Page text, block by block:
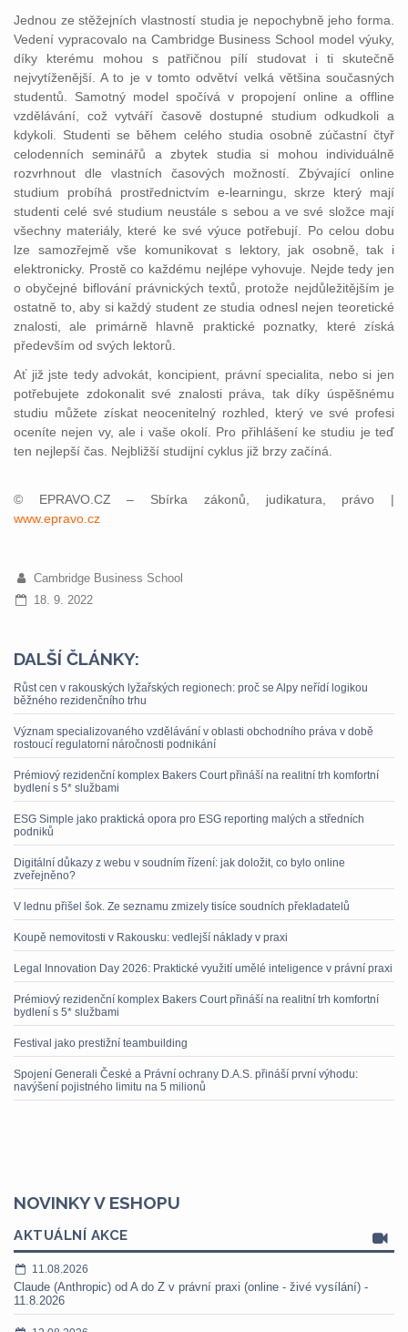
Jednou ze stěžejních vlastností studia je nepochybně jeho forma.
Vedení vypracovalo na Cambridge Business School model výuky,
díky kterému mohou s patřičnou pílí studovat i ti skutečně
nejvytíženější. A to je v tomto odvětví velká většina současných
studentů. Samotný model spočívá v propojení online a offline
vzdělávání, což vytváří časově dostupné studium odkudkoli a
kdykoli. Studenti se během celého studia osobně zúčastní čtyř
celodenních seminářů a zbytek studia si mohou individuálně
rozvrhnout dle vlastních časových možností. Zbývající online
studium probíhá prostřednictvím e-learningu, skrze který mají
studenti celé své studium neustále s sebou a ve své složce mají
všechny materiály, které ke své výuce potřebují. Po celou dobu
lze samozřejmě vše komunikovat s lektory, jak osobně, tak i
elektronicky. Prostě co každému nejlépe vyhovuje. Nejde tedy jen
o obyčejné biflování právnických textů, protože nejdůležitějším je
ostatně to, aby si každý student ze studia odnesl nejen teoretické
znalosti, ale primárně hlavně praktické poznatky, které získá
především od svých lektorů.
Ať již jste tedy advokát, koncipient, právní specialita, nebo si jen
potřebujete zdokonalit své znalosti práva, tak díky úspěšnému
studiu můžete získat neocenitelný rozhled, který ve své profesi
oceníte nejen vy, ale i vaše okolí. Pro přihlášení ke studiu je teď
ten nejlepší čas. Nejbližší studijní cyklus již brzy začíná.
© EPRAVO.CZ – Sbírka zákonů, judikatura, právo |
www.epravo.cz
Cambridge Business School
18. 9. 2022
DALŠÍ ČLÁNKY:
Růst cen v rakouských lyžařských regionech: proč se Alpy neřídí logikou
běžného rezidenčního trhu
Význam specializovaného vzdělávání v oblasti obchodního práva v době
rostoucí regulatorní náročnosti podnikání
Prémiový rezidenční komplex Bakers Court přináší na realitní trh komfortní
bydlení s 5* službami
ESG Simple jako praktická opora pro ESG reporting malých a středních
podniků
Digitální důkazy z webu v soudním řízení: jak doložit, co bylo online
zveřejněno?
V lednu přišel šok. Ze seznamu zmizely tisíce soudních překladatelů
Koupě nemovitosti v Rakousku: vedlejší náklady v praxi
Legal Innovation Day 2026: Praktické využití umělé inteligence v právní praxi
Prémiový rezidenční komplex Bakers Court přináší na realitní trh komfortní
bydlení s 5* službami
Festival jako prestižní teambuilding
Spojení Generali České a Právní ochrany D.A.S. přináší první výhodu:
navýšení pojistného limitu na 5 milionů
NOVINKY V ESHOPU
AKTUÁLNÍ AKCE
11.08.2026
Claude (Anthropic) od A do Z v právní praxi (online - živé vysílání) -
11.8.2026